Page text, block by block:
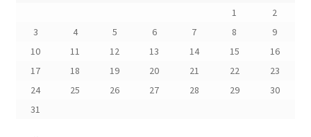
1
2
3
4 5 6 7 8
9
10
11 12 13 14 15
16
17
18 19 20 21 22
23
24
25 26 27 28 29
30
31